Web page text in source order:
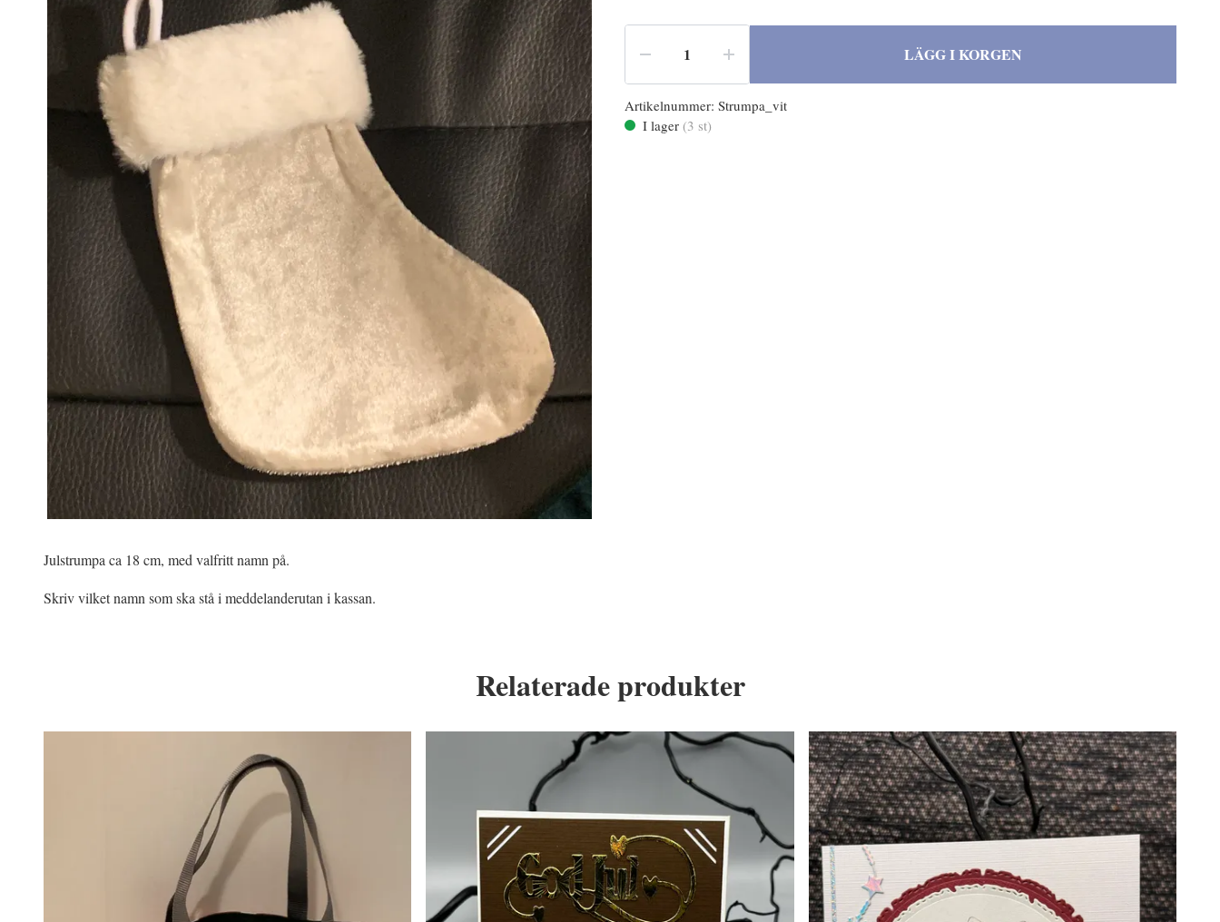
LÄGG I KORGEN
Artikelnummer: Strumpa_vit
I lager (3 st)
Julstrumpa ca 18 cm, med valfritt namn på.
Skriv vilket namn som ska stå i meddelanderutan i kassan.
Relaterade produkter